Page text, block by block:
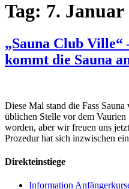
Tag: 7. Januar
„Sauna Club
kommt die Sauna
Diese Mal stand die Fass
üblichen Stelle vor dem Vaurien
worden, aber wir freuen uns
Prozedur hat sich inzwischen
Direkteinstiege
Information